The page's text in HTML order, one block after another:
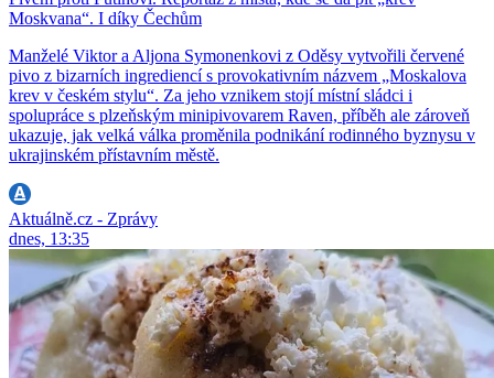
Moskvana“. I díky Čechům
Manželé Viktor a Aljona Symonenkovi z Oděsy vytvořili červené
pivo z bizarních ingrediencí s provokativním názvem „Moskalova
krev v českém stylu“. Za jeho vznikem stojí místní sládci i
spolupráce s plzeňským minipivovarem Raven, příběh ale zároveň
ukazuje, jak velká válka proměnila podnikání rodinného byznysu v
ukrajinském přístavním městě.
Aktuálně.cz - Zprávy
dnes, 13:35